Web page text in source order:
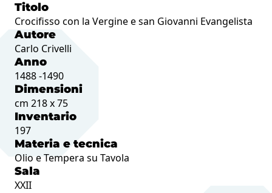
Titolo
Crocifisso con la Vergine e san Giovanni Evangelista
Autore
Carlo Crivelli
Anno
1488 -1490
Dimensioni
cm 218 x 75
Inventario
197
Materia e tecnica
Olio e Tempera su Tavola
Sala
XXII